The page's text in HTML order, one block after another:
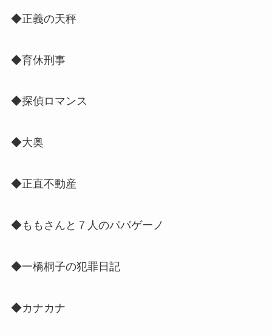
◆正義の天秤
◆育休刑事
◆探偵ロマンス
◆大奥
◆正直不動産
◆ももさんと７人のパパゲーノ
◆一橋桐子の犯罪日記
◆カナカナ